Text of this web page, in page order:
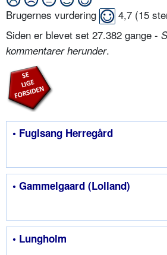
Brugernes vurdering 4,7 (15
Siden er blevet set 27.382 gange -
kommentarer herunder.
• Fuglsang Herregård
• Gammelgaard (Lolland)
• Lungholm